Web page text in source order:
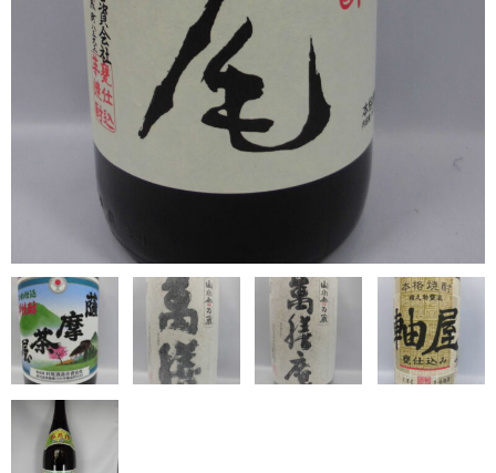
セット商品
リキュール
ウヰスキー
中馬酒店オリジナル
森伊蔵酒造
村尾酒造
万膳酒造
櫻井酒造